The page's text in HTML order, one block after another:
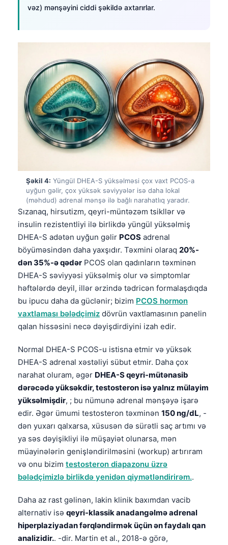
vəz) mənşəyini ciddi şəkildə axtarırlar.
Şəkil 4: Yüngül DHEA-S yüksəlməsi çox vaxt PCOS-a
uyğun gəlir, çox yüksək səviyyələr isə daha lokal
(məhdud) adrenal mənşə ilə bağlı narahatlıq yaradır.
Sızanaq, hirsutizm, qeyri-müntəzəm tsikllər və
insulin rezistentliyi ilə birlikdə yüngül yüksəlmiş
DHEA-S adətən uyğun gəlir PCOS adrenal
böyüməsindən daha yaxşıdır. Təxmini olaraq 20%-
dən 35%-ə qədər PCOS olan qadınların təxminən
DHEA-S səviyyəsi yüksəlmiş olur və simptomlar
həftələrdə deyil, illər ərzində tədricən formalaşdıqda
bu ipucu daha da güclənir; bizim PCOS hormon
vaxtlaması bələdçimiz dövrün vaxtlamasının panelin
qalan hissəsini necə dəyişdirdiyini izah edir.
Normal DHEA-S PCOS-u istisna etmir və yüksək
DHEA-S adrenal xəstəliyi sübut etmir. Daha çox
narahat oluram, əgər DHEA-S qeyri-mütənasib
dərəcədə yüksəkdir, testosteron isə yalnız mülayim
yüksəlmişdir, ; bu nümunə adrenal mənşəyə işarə
edir. Əgər ümumi testosteron təxminən 150 ng/dL, -
dən yuxarı qalxarsa, xüsusən də sürətli saç artımı və
ya səs dəyişikliyi ilə müşayiət olunarsa, mən
müayinələrin genişləndirilməsini (workup) artırıram
və onu bizim testosteron diapazonu üzrə
bələdçimizlə birlikdə yenidən qiymətləndirirəm..
Daha az rast gəlinən, lakin klinik baxımdan vacib
alternativ isə qeyri-klassik anadangəlmə adrenal
hiperplaziyadan fərqləndirmək üçün ən faydalı qan
analizidir.. -dir. Martin et al., 2018-ə görə,